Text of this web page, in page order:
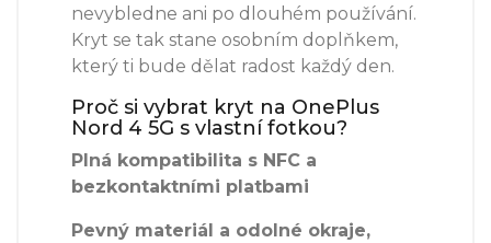
nevybledne ani po dlouhém používání.
Kryt se tak stane osobním doplňkem,
který ti bude dělat radost každý den.
Proč si vybrat kryt na OnePlus
Nord 4 5G s vlastní fotkou?
Plná kompatibilita s NFC a
bezkontaktními platbami
Pevný materiál a odolné okraje,